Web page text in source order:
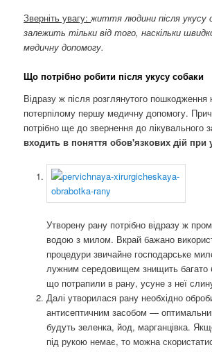
Зверніть увагу:життя людини після укусу
залежить тільки від того, наскільки
медичну допомогу.
Що потрібно робити після укусу собаки
Відразу ж після розглянутого пошкодження
потерпілому першу медичну допомогу.
потрібно ще до звернення до лікувального
входить в поняття обов'язкових дій при
Утворену рану потрібно відразу ж
водою з милом. Вкрай бажано
процедури звичайне господарське
лужним середовищем знищить багато
що потрапили в рану, усуне з неї
Далі утворилася рану необхідно
антисептичним засобом —
будуть зеленка, йод, марганцівка.
під рукою немає, то можна